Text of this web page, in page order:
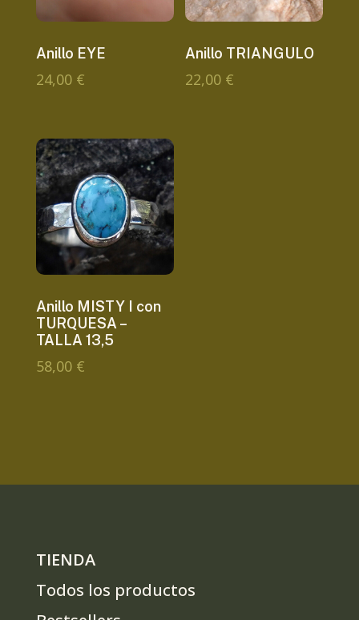
Anillo EYE
24,00 €
Anillo TRIANGULO
22,00 €
Anillo MISTY I con
TURQUESA –
TALLA 13,5
58,00 €
TIENDA
Todos los productos